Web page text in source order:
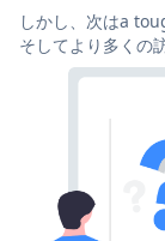
しかし、次はa
そしてより多くの